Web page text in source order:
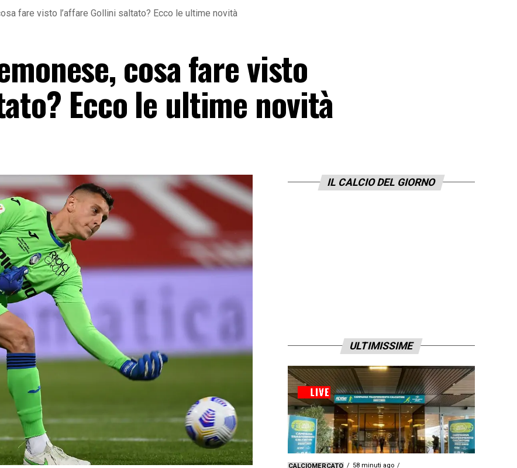
fare visto l’affare Gollini saltato? Ecco le ultime novità
cosa fare visto
Ecco le ultime novità
IL CALCIO DEL GIORNO
ULTIMISSIME
CALCIOMERCATO 58 minuti ago